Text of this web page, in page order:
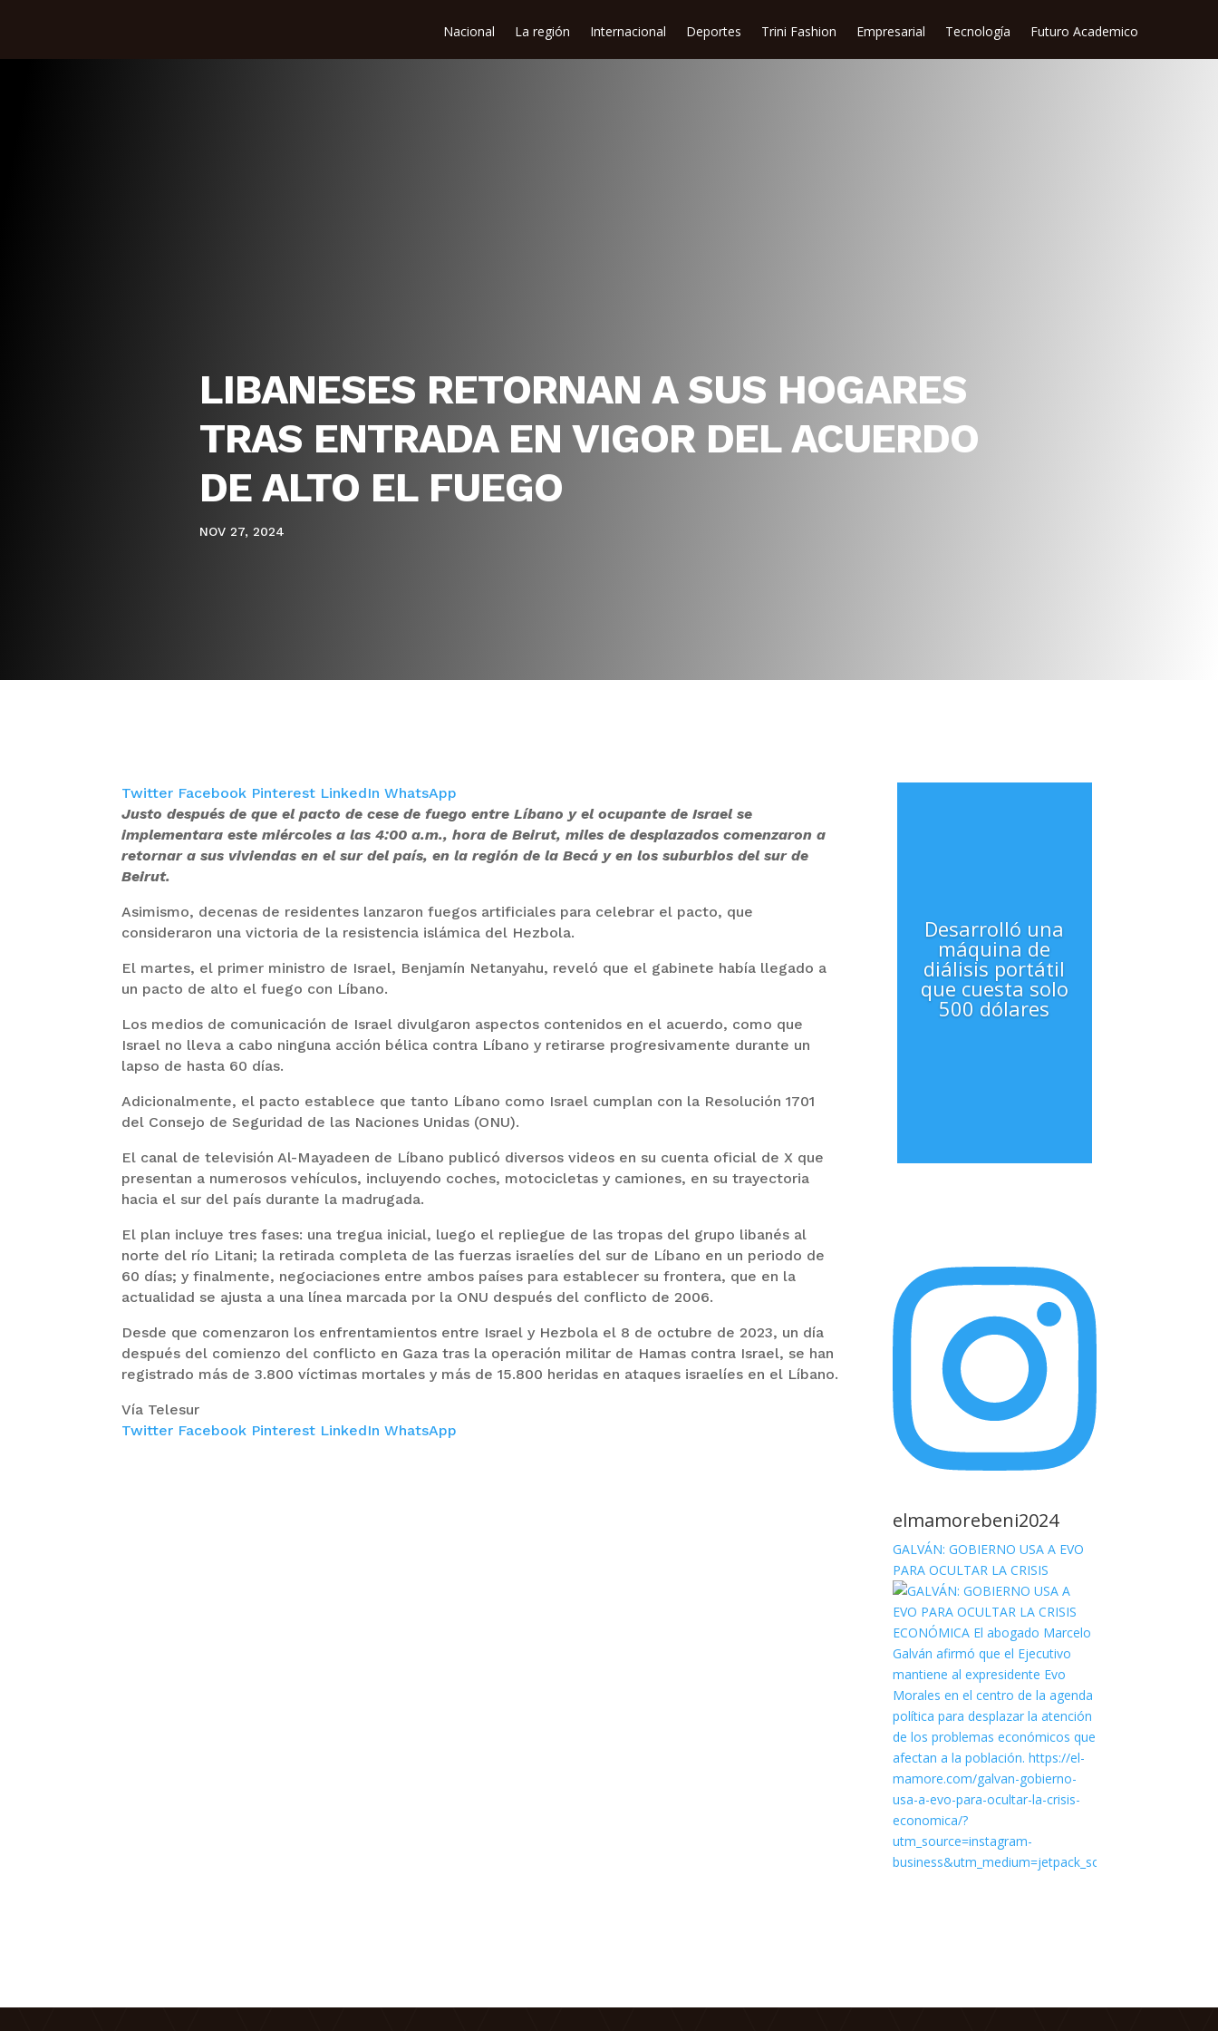
Nacional La región Internacional Deportes Trini Fashion Empresarial Tecnología Futuro Academico
LIBANESES RETORNAN A SUS HOGARES
TRAS ENTRADA EN VIGOR DEL ACUERDO
DE ALTO EL FUEGO
NOV 27, 2024
Twitter Facebook Pinterest LinkedInWhatsApp
Justo después de que el pacto de cese de fuego entre Líbano y el ocupante de Israel se
implementara este miércoles a las 4:00 a.m., hora de Beirut, miles de desplazados comenzaron a
retornar a sus viviendas en el sur del país, en la región de la Becá y en los suburbios del sur de
Beirut.
Asimismo, decenas de residentes lanzaron fuegos artificiales para celebrar el pacto, que
consideraron una victoria de la resistencia islámica del Hezbola.
El martes, el primer ministro de Israel, Benjamín Netanyahu, reveló que el gabinete había llegado a
un pacto de alto el fuego con Líbano.
Los medios de comunicación de Israel divulgaron aspectos contenidos en el acuerdo, como que
Israel no lleva a cabo ninguna acción bélica contra Líbano y retirarse progresivamente durante un
lapso de hasta 60 días.
Adicionalmente, el pacto establece que tanto Líbano como Israel cumplan con la Resolución 1701
del Consejo de Seguridad de las Naciones Unidas (ONU).
El canal de televisión Al-Mayadeen de Líbano publicó diversos videos en su cuenta oficial de X que
presentan a numerosos vehículos, incluyendo coches, motocicletas y camiones, en su trayectoria
hacia el sur del país durante la madrugada.
El plan incluye tres fases: una tregua inicial, luego el repliegue de las tropas del grupo libanés al
norte del río Litani; la retirada completa de las fuerzas israelíes del sur de Líbano en un periodo de
60 días; y finalmente, negociaciones entre ambos países para establecer su frontera, que en la
actualidad se ajusta a una línea marcada por la ONU después del conflicto de 2006.
Desde que comenzaron los enfrentamientos entre Israel y Hezbola el 8 de octubre de 2023, un día
después del comienzo del conflicto en Gaza tras la operación militar de Hamas contra Israel, se han
registrado más de 3.800 víctimas mortales y más de 15.800 heridas en ataques israelíes en el Líbano.
Vía Telesur
Twitter Facebook Pinterest LinkedInWhatsApp
Desarrolló una
máquina de
diálisis portátil
que cuesta solo
500 dólares
elmamorebeni2024
GALVÁN: GOBIERNO USA A EVO
PARA OCULTAR LA CRISIS